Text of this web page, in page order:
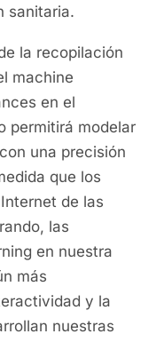
sanitaria.
la recopilación
machine
en el
permitirá modelar
una precisión
que los
de las
las
en nuestra
más
y la
nuestras